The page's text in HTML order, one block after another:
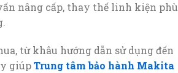
nâng cấp, thay thế linh kiện phù
từ khâu hướng dẫn sử dụng đến
giúpTrung tâm bảo hành Makita